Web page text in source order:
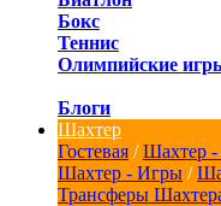
Бокс
Теннис
Олимпийские
Блоги
Шахтер
Гостевая /Шахтер -
Шахтер - Игры /
Трансферы